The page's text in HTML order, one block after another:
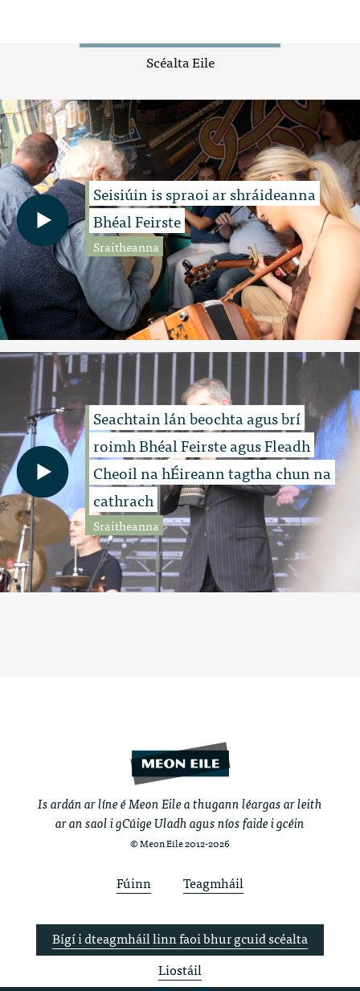
Scéalta Eile
Seisiúin is spraoi ar shráideanna
Bhéal Feirste
Sraitheanna
Seachtain lán beochta agus brí
roimh Bhéal Feirste agus Fleadh
Cheoil na hÉireann tagtha chun na
cathrach
Sraitheanna
Is ardán ar líne é Meon Eile a thugann léargas ar leith
ar an saol i gCúige Uladh agus níos faide i gcéin
© Meon Eile 2012-2026
Fúinn Teagmháil
Bígí i dteagmháil linn faoi bhur gcuid scéalta
Liostáil